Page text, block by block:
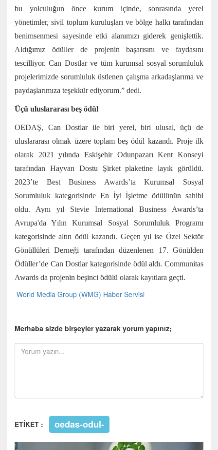
bu yolculuğun önce kurum içinde, sonrasında yerel
yönetimler, sivil toplum kuruluşları ve bölge halkı tarafından
benimsenmesi sayesinde etki alanımızı giderek genişlettik.
Aldığımız ödüller de projenin başarısını ve faydasını
tescilliyor. Can Dostlar ve tüm kurumsal sosyal sorumluluk
projelerimizde sorumluluk üstlenen çalışma arkadaşlarıma ve
paydaşlarımıza teşekkür ediyorum.” dedi.
Üçü uluslararası beş ödül
OEDAŞ, Can Dostlar ile biri yerel, biri ulusal, üçü de
uluslararası olmak üzere toplam beş ödül kazandı. Proje ilk
olarak 2021 yılında Eskişehir Odunpazarı Kent Konseyi
tarafından Hayvan Dostu Şirket plaketine layık görüldü.
2023’te Best Business Awards’ta Kurumsal Sosyal
Sorumluluk kategorisinde En İyi İşletme ödülünün sahibi
oldu. Aynı yıl Stevie International Business Awards’ta
Avrupa'da Yılın Kurumsal Sosyal Sorumluluk Programı
kategorisinde altın ödül kazandı. Geçen yıl ise Özel Sektör
Gönüllüleri Derneği tarafından düzenlenen 17. Gönülden
Ödüller’de Can Dostlar kategorisinde ödül aldı. Communitas
Awards da projenin beşinci ödülü olarak kayıtlara geçti.
World Media Group (WMG) Haber Servisi
Merhaba sizde birşeyler yazarak yorum yapınız;
ETİKET : oedas-odul-